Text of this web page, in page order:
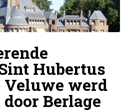
Hubertus
Veluwe werd
Berlage